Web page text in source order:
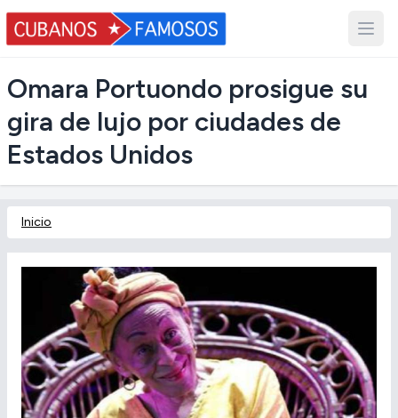
Omara Portuondo prosigue su
gira de lujo por ciudades de
Estados Unidos
Inicio